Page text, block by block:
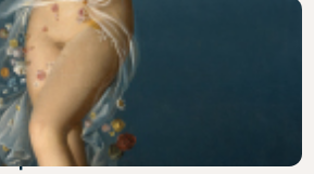
Cela qui ne
peint »